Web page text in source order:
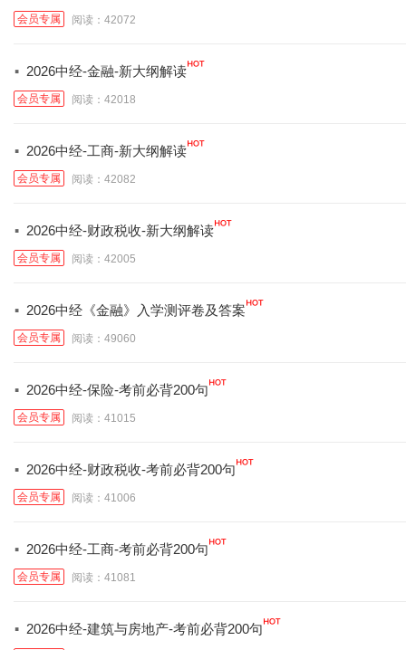
会员专属 阅读：42072
· 2026中经-金融-新大纲解读
会员专属 阅读：42018
· 2026中经-工商-新大纲解读
会员专属 阅读：42082
· 2026中经-财政税收-新大纲解读
会员专属 阅读：42005
· 2026中经《金融》入学测评卷及答案
会员专属 阅读：49060
· 2026中经-保险-考前必背200句
会员专属 阅读：41015
· 2026中经-财政税收-考前必背200句
会员专属 阅读：41006
· 2026中经-工商-考前必背200句
会员专属 阅读：41081
· 2026中经-建筑与房地产-考前必背200句